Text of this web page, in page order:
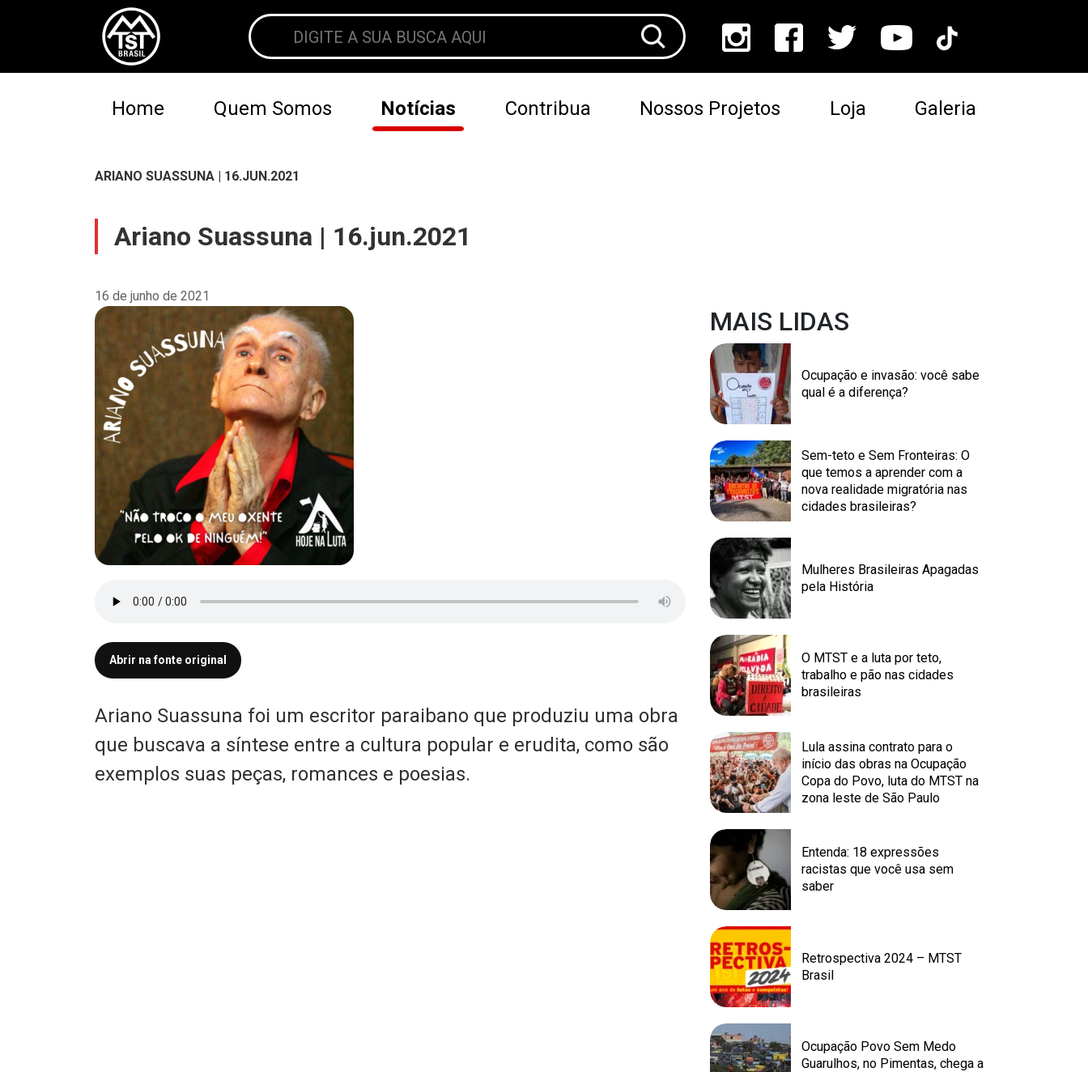
Home Quem Somos Notícias Contribua Nossos Projetos Loja Galeria
ARIANO SUASSUNA | 16.JUN.2021
Ariano Suassuna | 16.jun.2021
16 de junho de 2021
Abrir na fonte original
Ariano Suassuna foi um escritor paraibano que produziu uma obra
que buscava a síntese entre a cultura popular e erudita, como são
exemplos suas peças, romances e poesias.
MAIS LIDAS
Ocupação e invasão: você sabe
qual é a diferença?
Sem-teto e Sem Fronteiras: O
que temos a aprender com a
nova realidade migratória nas
cidades brasileiras?
Mulheres Brasileiras Apagadas
pela História
O MTST e a luta por teto,
trabalho e pão nas cidades
brasileiras
Lula assina contrato para o
início das obras na Ocupação
Copa do Povo, luta do MTST na
zona leste de São Paulo
Entenda: 18 expressões
racistas que você usa sem
saber
Retrospectiva 2024 – MTST
Brasil
Ocupação Povo Sem Medo
Guarulhos, no Pimentas, chega a